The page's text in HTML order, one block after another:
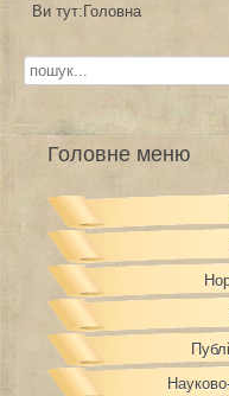
Ви тут:Головна
Пошук...
Головне меню